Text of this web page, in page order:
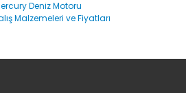
eksik bilgiler bulunuyor.
bulunuyor.